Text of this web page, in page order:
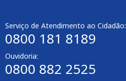
Serviço de Atendimento ao Cidadão:
0800 181 8189
Ouvidoria:
0800 882 2525